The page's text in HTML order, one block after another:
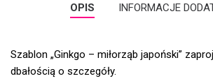
OPIS INFORMACJE
Szablon „Ginkgo – miłorząb japoński”
dbałością o szczegóły.